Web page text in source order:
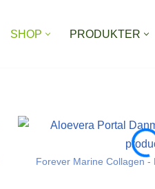
SHOP PRODUKTER
Forever Marine Collagen